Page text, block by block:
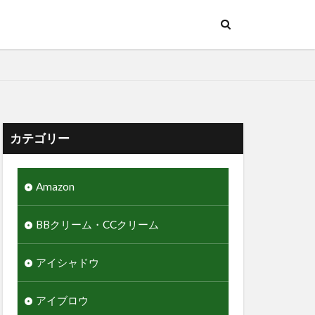
カテゴリー
Amazon
BBクリーム・CCクリーム
アイシャドウ
アイブロウ